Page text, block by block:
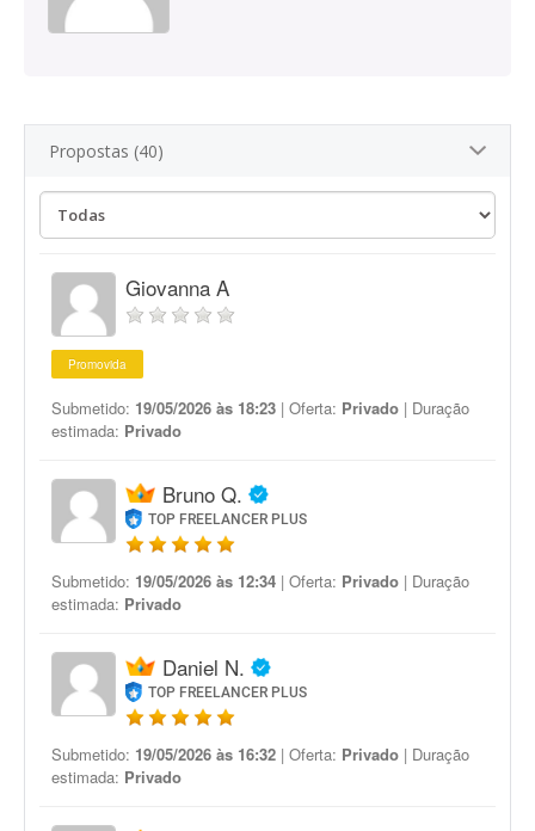
Propostas (40)
Giovanna A
Promovida
Submetido: 19/05/2026 às 18:23 | Oferta: Privado | Duração
estimada: Privado
Bruno Q.
TOP FREELANCER PLUS
Submetido: 19/05/2026 às 12:34 | Oferta: Privado | Duração
estimada: Privado
Daniel N.
TOP FREELANCER PLUS
Submetido: 19/05/2026 às 16:32 | Oferta: Privado | Duração
estimada: Privado